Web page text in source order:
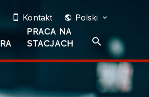
PRACA NA
STACJACH
Kontakt Polski